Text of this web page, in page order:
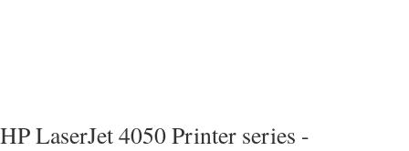
HP LaserJet 4050 Printer series -